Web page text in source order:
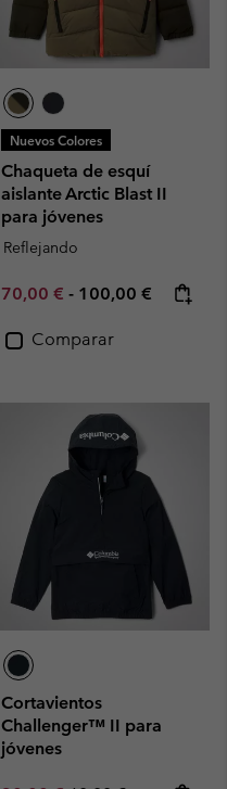
Nuevos Colores
Chaqueta de esquí
aislante Arctic Blast II
para jóvenes
Reflejando
Minimum sale price:
70,00 € - Maximum price:
100,00 €
Comparar
Cortavientos
Challenger™ II para
jóvenes